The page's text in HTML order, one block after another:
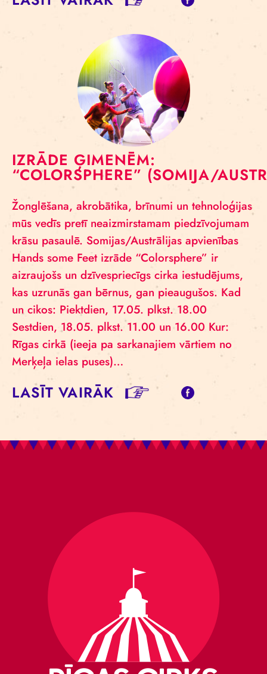
IZRĀDE ĢIMENĒM:
“COLORSPHERE” (SOMIJA/
Žonglēšana, akrobātika, brīnumi un tehnoloģijas
mūs vedīs pretī neaizmirstamam piedzīvojumam
krāsu pasaulē. Somijas/Austrālijas apvienības
Hands some Feet izrāde “Colorsphere” ir
aizraujošs un dzīvespriecīgs cirka iestudējums,
kas uzrunās gan bērnus, gan pieaugušos. Kad
un cikos: Piektdien, 17.05. plkst. 18.00
Sestdien, 18.05. plkst. 11.00 un 16.00 Kur:
Rīgas cirkā (ieeja pa sarkanajiem vārtiem no
Merķeļa ielas puses)…
LASĪT VAIRĀK